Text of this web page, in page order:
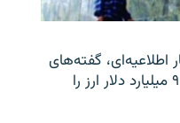
اطلاعیه‌ای، گفته‌های
یک نماینده مجلس درباره گم شدن ۹ میلیارد دلار ارز را